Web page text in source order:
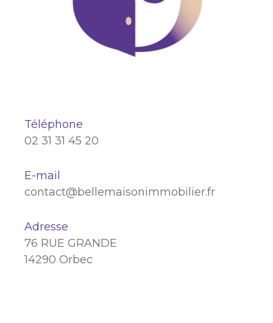
Téléphone
02 31 31 45 20
E-mail
contact@bellemaisonimmobilier.fr
Adresse
76 RUE GRANDE
14290 Orbec